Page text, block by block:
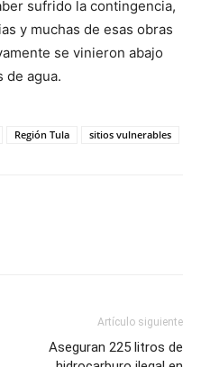
sufrido la contingencia,
y muchas de esas obras
se vinieron abajo
de agua.
Región Tula sitios vulnerables
Artículo siguiente
Aseguran 225 litros de